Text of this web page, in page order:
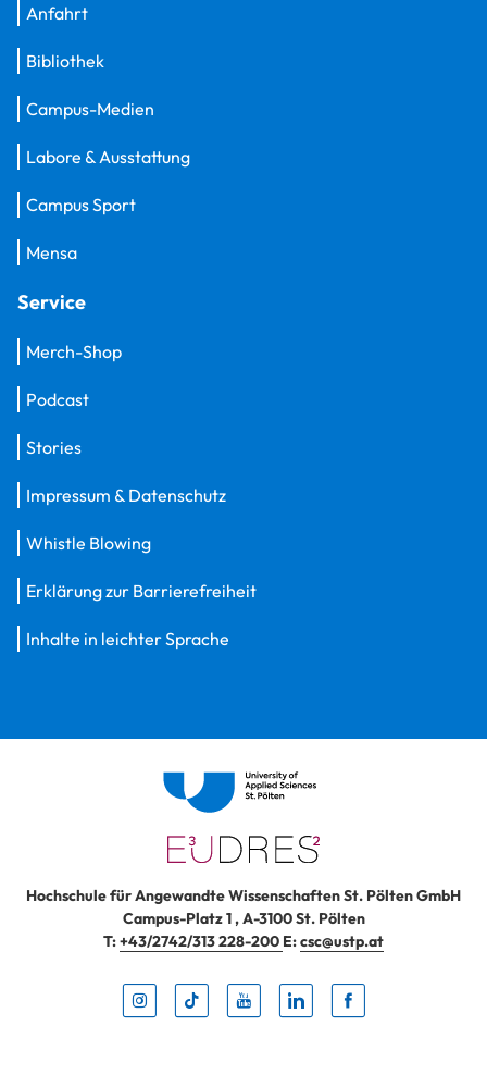
Anfahrt
Bibliothek
Campus-Medien
Labore & Ausstattung
Campus Sport
Mensa
Service
Merch-Shop
Podcast
Stories
Impressum & Datenschutz
Whistle Blowing
Erklärung zur Barrierefreiheit
Inhalte in leichter Sprache
Hochschule für Angewandte Wissenschaften St. Pölten GmbH
Campus-Platz 1,A-3100St. Pölten
T:+43/2742/313 228-200 E:csc@ustp.at